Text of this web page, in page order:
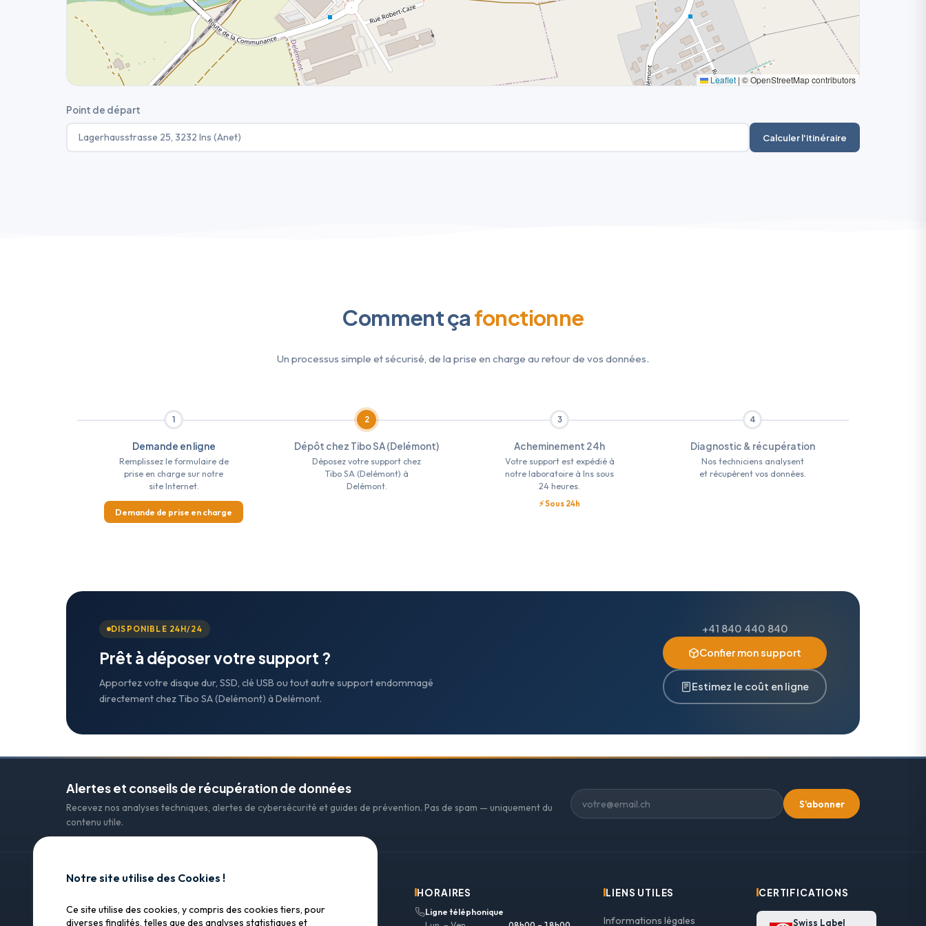
Leaflet | © OpenStreetMap contributors
Point de départ
Calculer l'itinéraire
Comment çafonctionne
Un processus simple et sécurisé, de la prise en charge au retour de vos données.
1
Demande en ligne
Remplissez le formulaire de
prise en charge sur notre
site Internet.
Demande de prise en charge
2
Dépôt chez Tibo SA (Delémont)
Déposez votre support chez
Tibo SA (Delémont) à
Delémont.
3
Acheminement 24h
Votre support est expédié à
notre laboratoire à Ins sous
24 heures.
⚡ Sous 24h
4
Diagnostic & récupération
Nos techniciens analysent
et récupèrent vos données.
DISPONIBLE 24H/24
Prêt à déposer votre support ?
Apportez votre disque dur, SSD, clé USB ou tout autre support endommagé
directement chez Tibo SA (Delémont) à Delémont.
+41 840 440 840
Confier mon support
Estimez le coût en ligne
Alertes et conseils de récupération de données
Recevez nos analyses techniques, alertes de cybersécurité et guides de prévention. Pas de spam — uniquement du
contenu utile.
S'abonner
SOS Data Recovery SOS Data Recovery
HORAIRES
Ligne téléphonique
LIENS UTILES
Informations légales
CERTIFICATIONS
Swiss Label
Notre site utilise des Cookies !
Ce site utilise des cookies, y compris des cookies tiers, pour
diverses finalités, telles que des analyses statistiques et